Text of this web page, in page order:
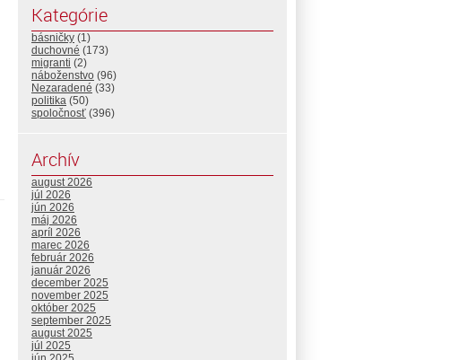
Kategórie
básničky (1)
duchovné (173)
migranti (2)
náboženstvo (96)
Nezaradené (33)
politika (50)
spoločnosť (396)
Archív
august 2026
júl 2026
jún 2026
máj 2026
apríl 2026
marec 2026
február 2026
január 2026
december 2025
november 2025
október 2025
september 2025
august 2025
júl 2025